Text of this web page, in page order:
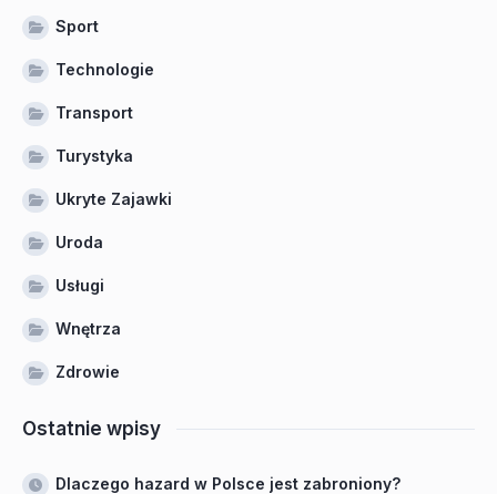
Sport
Technologie
Transport
Turystyka
Ukryte Zajawki
Uroda
Usługi
Wnętrza
Zdrowie
Ostatnie wpisy
Dlaczego hazard w Polsce jest zabroniony?